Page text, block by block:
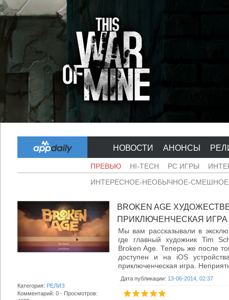
НОВОСТИ АНОНСЫ
ПРЕВЬЮ HI-TECH PC ИГРЫ
ИНТЕРЕСНОЕ-НЕОБЫЧНОЕ-
BROKEN AGE
ПРИКЛЮЧЕНЧЕСКАЯ ИГРА
Мы вам рассказывали в
где главный художник Tim
Broken Age. Теперь же после
доступен и на iOS
приключенческая игра.
Дата публикации: 13-06-2014, 02:37
Категория: РЕЛИЗ
Комментарий: 0 - Просмотров: